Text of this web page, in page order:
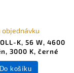
K, 56 W, 4600
3000 K, černé
objednávku
Do košíku